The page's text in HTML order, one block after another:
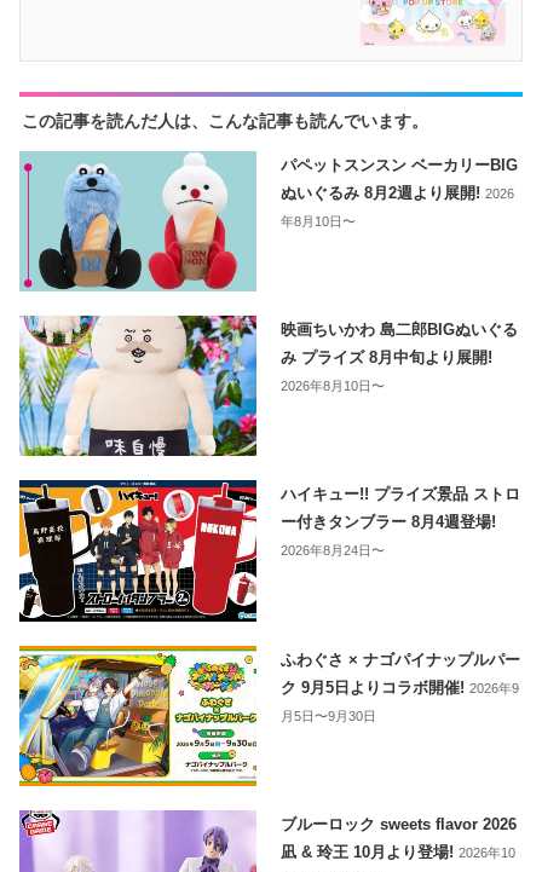
この記事を読んだ人は、こんな記事も読んでいます。
パペットスンスン ベーカリーBIG
ぬいぐるみ 8月2週より展開!2026
年8月10日〜
映画ちいかわ 島二郎BIGぬいぐる
み プライズ 8月中旬より展開!
2026年8月10日〜
ハイキュー!! プライズ景品 ストロ
ー付きタンブラー 8月4週登場!
2026年8月24日〜
ふわぐさ × ナゴパイナップルパー
ク 9月5日よりコラボ開催!2026年9
月5日〜9月30日
ブルーロック sweets flavor 2026
凪 & 玲王 10月より登場!2026年10